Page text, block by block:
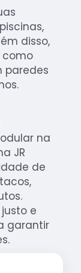
disso,
como
paredes
na
JR
de
e
garantir